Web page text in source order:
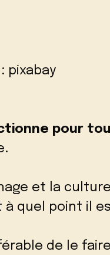
pixabay
pour
et la
à quel point il
de le faire